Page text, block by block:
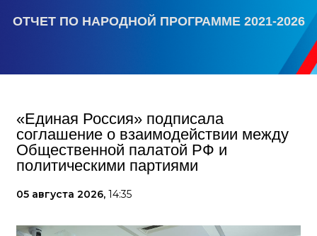
ОТЧЕТ ПО НАРОДНОЙ ПРОГРАММЕ 2021-2026
«Единая Россия» подписала
соглашение о взаимодействии между
Общественной палатой РФ и
политическими партиями
05 августа 2026, 14:35